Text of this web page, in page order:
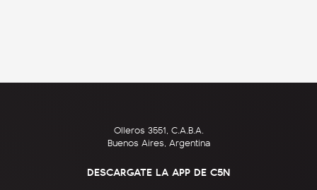
Olleros 3551, C.A.B.A.
Buenos Aires, Argentina
DESCARGATE LA APP DE C5N